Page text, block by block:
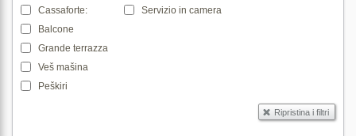
Cassaforte:
Servizio in camera
Balcone
Grande terrazza
Veš mašina
Peškiri